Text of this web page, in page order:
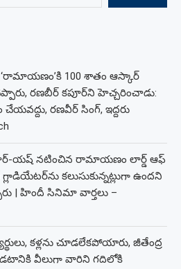
‘రామాయణం’కి 100 శాతం ఆస్కార్
రణబీర్ కపూర్‌ని హెచ్చరించాడు:
రణవీర్ సింగ్, ఇద్దరు
యష్ నటించిన రామాయణం లార్డ్ ఆఫ్
కలుసుకున్నట్లుగా ఉందని
| హిందీ సినిమా వార్తలు –
కళ్లను చూడలేకపోయారు, జీతేంద్ర
వీలుగా వారిని గదిలోకి